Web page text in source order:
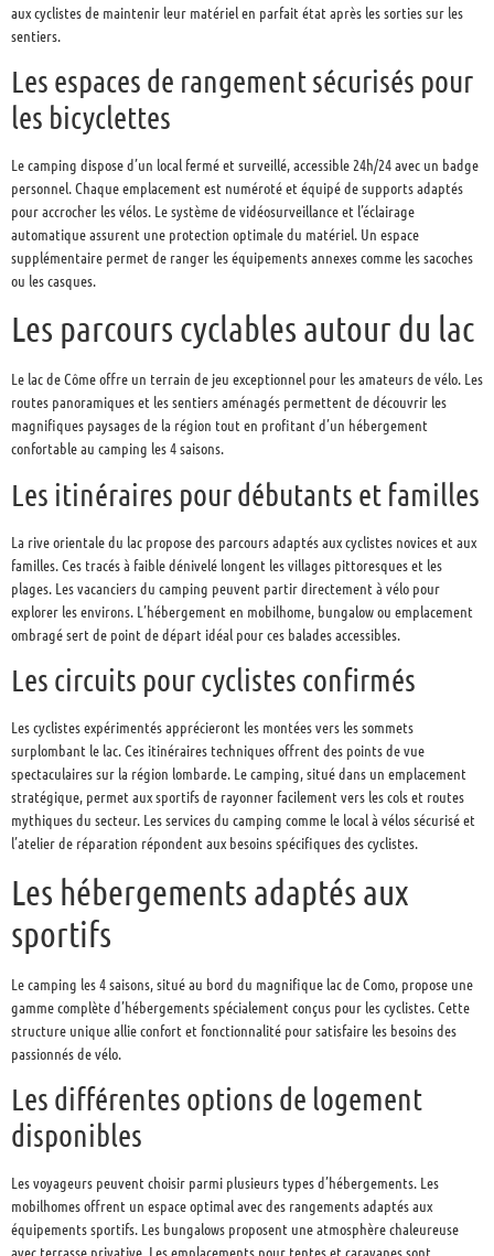
aux cyclistes de maintenir leur matériel en parfait état après les sorties sur les
sentiers.
Les espaces de rangement sécurisés pour
les bicyclettes
Le camping dispose d’un local fermé et surveillé, accessible 24h/24 avec un badge
personnel. Chaque emplacement est numéroté et équipé de supports adaptés
pour accrocher les vélos. Le système de vidéosurveillance et l’éclairage
automatique assurent une protection optimale du matériel. Un espace
supplémentaire permet de ranger les équipements annexes comme les sacoches
ou les casques.
Les parcours cyclables autour du lac
Le lac de Côme offre un terrain de jeu exceptionnel pour les amateurs de vélo. Les
routes panoramiques et les sentiers aménagés permettent de découvrir les
magnifiques paysages de la région tout en profitant d’un hébergement
confortable au camping les 4 saisons.
Les itinéraires pour débutants et familles
La rive orientale du lac propose des parcours adaptés aux cyclistes novices et aux
familles. Ces tracés à faible dénivelé longent les villages pittoresques et les
plages. Les vacanciers du camping peuvent partir directement à vélo pour
explorer les environs. L’hébergement en mobilhome, bungalow ou emplacement
ombragé sert de point de départ idéal pour ces balades accessibles.
Les circuits pour cyclistes confirmés
Les cyclistes expérimentés apprécieront les montées vers les sommets
surplombant le lac. Ces itinéraires techniques offrent des points de vue
spectaculaires sur la région lombarde. Le camping, situé dans un emplacement
stratégique, permet aux sportifs de rayonner facilement vers les cols et routes
mythiques du secteur. Les services du camping comme le local à vélos sécurisé et
l’atelier de réparation répondent aux besoins spécifiques des cyclistes.
Les hébergements adaptés aux
sportifs
Le camping les 4 saisons, situé au bord du magnifique lac de Como, propose une
gamme complète d’hébergements spécialement conçus pour les cyclistes. Cette
structure unique allie confort et fonctionnalité pour satisfaire les besoins des
passionnés de vélo.
Les différentes options de logement
disponibles
Les voyageurs peuvent choisir parmi plusieurs types d’hébergements. Les
mobilhomes offrent un espace optimal avec des rangements adaptés aux
équipements sportifs. Les bungalows proposent une atmosphère chaleureuse
avec terrasse privative. Les emplacements pour tentes et caravanes sont